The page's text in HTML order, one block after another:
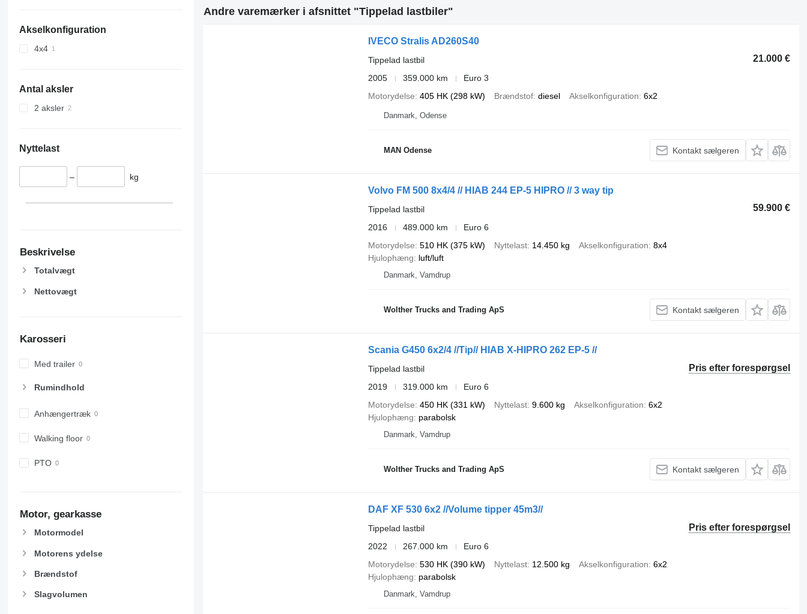
Akselkonfiguration
4x4
Antal aksler
2 aksler
Nyttelast
– kg
Beskrivelse
Totalvægt
Nettovægt
Karosseri
Med trailer
Rumindhold
Anhængertræk
Walking floor
PTO
Motor, gearkasse
Motormodel
Motorens ydelse
Brændstof
Slagvolumen
Andre varemærker i afsnittet "Tippelad lastbiler"
IVECO Stralis AD260S40
21.000 €
Tippelad lastbil
2005
359.000 km
Euro 3
Motorydelse 405 HK (298 kW) Brændstof diesel Akselkonfiguration 6x2
Danmark, Odense
MAN Odense Kontakt sælgeren
Volvo FM 500 8x4/4 // HIAB 244 EP-5 HIPRO // 3 way tip
59.900 €
Tippelad lastbil
2016
489.000 km
Euro 6
Motorydelse 510 HK (375 kW) Nyttelast 14.450 kg Akselkonfiguration 8x4
Hjulophæng
luft/luft
Danmark, Vamdrup
Wolther Trucks and Trading ApS Kontakt sælgeren
Scania G450 6x2/4 //Tip// HIAB X-HIPRO 262 EP-5 //
Pris efter forespørgsel
Tippelad lastbil
2019
319.000 km
Euro 6
Motorydelse 450 HK (331 kW) Nyttelast 9.600 kg Akselkonfiguration 6x2
Hjulophæng
parabolsk
Danmark, Vamdrup
Wolther Trucks and Trading ApS Kontakt sælgeren
DAF XF 530 6x2 //Volume tipper 45m3//
Pris efter forespørgsel
Tippelad lastbil
2022
267.000 km
Euro 6
Motorydelse 530 HK (390 kW) Nyttelast 12.500 kg Akselkonfiguration 6x2
Hjulophæng
parabolsk
Danmark, Vamdrup